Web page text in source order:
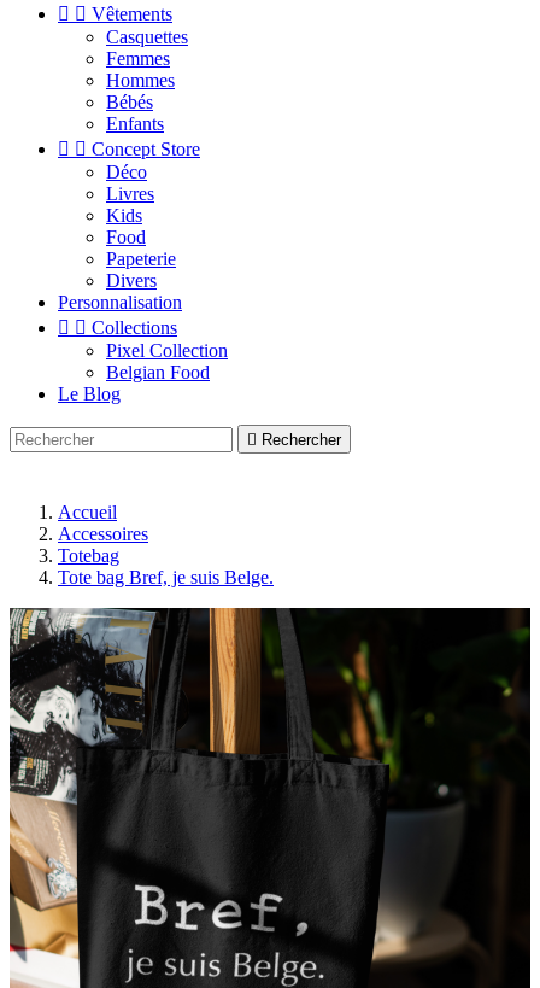
  Vêtements
Casquettes
Femmes
Hommes
Bébés
Enfants
  Concept Store
Déco
Livres
Kids
Food
Papeterie
Divers
Personnalisation
  Collections
Pixel Collection
Belgian Food
Le Blog
 Rechercher
Accueil
Accessoires
Totebag
Tote bag Bref, je suis Belge.